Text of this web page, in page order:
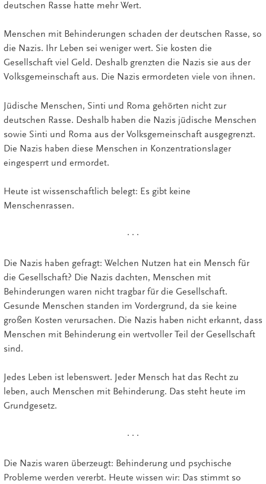
deutschen Rasse hatte mehr Wert.
Menschen mit Behinderungen schaden der deutschen Rasse, so
die Nazis. Ihr Leben sei weniger wert. Sie kosten die
Gesellschaft viel Geld. Deshalb grenzten die Nazis sie aus der
Volksgemeinschaft aus. Die Nazis ermordeten viele von ihnen.
Jüdische Menschen, Sinti und Roma gehörten nicht zur
deutschen Rasse. Deshalb haben die Nazis jüdische Menschen
sowie Sinti und Roma aus der Volksgemeinschaft ausgegrenzt.
Die Nazis haben diese Menschen in Konzentrationslager
eingesperrt und ermordet.
Heute ist wissenschaftlich belegt: Es gibt keine
Menschenrassen.
· · ·
Die Nazis haben gefragt: Welchen Nutzen hat ein Mensch für
die Gesellschaft? Die Nazis dachten, Menschen mit
Behinderungen waren nicht tragbar für die Gesellschaft.
Gesunde Menschen standen im Vordergrund, da sie keine
großen Kosten verursachen. Die Nazis haben nicht erkannt, dass
Menschen mit Behinderung ein wertvoller Teil der Gesellschaft
sind.
Jedes Leben ist lebenswert. Jeder Mensch hat das Recht zu
leben, auch Menschen mit Behinderung. Das steht heute im
Grundgesetz.
· · ·
Die Nazis waren überzeugt: Behinderung und psychische
Probleme werden vererbt. Heute wissen wir: Das stimmt so